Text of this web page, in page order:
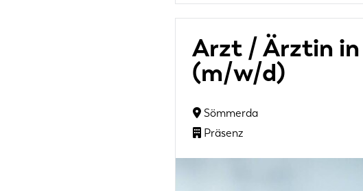
Arzt / Ärztin in
(m/w/d)
Sömmerda
Präsenz